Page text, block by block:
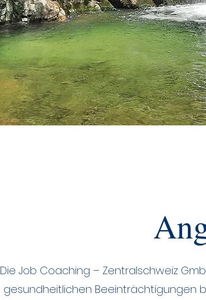
Die Job Coaching – Zentralschweiz
gesundheitlichen Beeinträchtigungen